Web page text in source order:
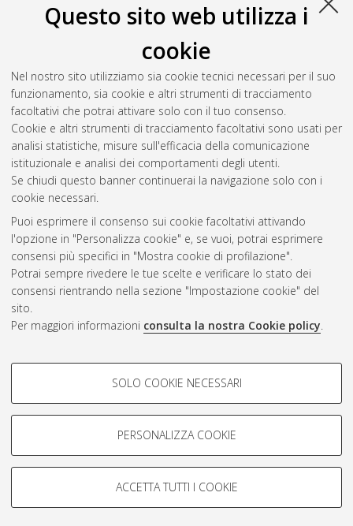
Questo sito web utilizza i
cookie
Nel nostro sito utilizziamo sia cookie tecnici necessari per il suo
funzionamento, sia cookie e altri strumenti di tracciamento
facoltativi che potrai attivare solo con il tuo consenso.
Cookie e altri strumenti di tracciamento facoltativi sono usati per
analisi statistiche, misure sull'efficacia della comunicazione
istituzionale e analisi dei comportamenti degli utenti.
Se chiudi questo banner continuerai la navigazione solo con i
cookie necessari.
Puoi esprimere il consenso sui cookie facoltativi attivando
l'opzione in "Personalizza cookie" e, se vuoi, potrai esprimere
consensi più specifici in "Mostra cookie di profilazione".
Potrai sempre rivedere le tue scelte e verificare lo stato dei
consensi rientrando nella sezione "Impostazione cookie" del
sito.
Per maggiori informazioni consulta la nostra Cookie policy.
COOKIE DI PROFILAZIONE -
Si tratta di cookie utilizzati per analizzare le caratteristiche della
navigazione degli utenti, creare profili in base al loro comportamento
Mostra cookie di profilazione
COOKIE TECNICI - NECESSARI
SOLO COOKIE NECESSARI
PERSONALIZZA COOKIE
ACCETTA TUTTI I COOKIE
Simonini, Emanuele (2021)Bio-plastics and technologies for
eco-sustainable packaging, [Dissertation thesis], Alma Mater
Studiorum Università di Bologna. Dottorato di ricerca in
Ingegneria civile, chimica, ambientale e dei materiali , 33 Ciclo.
DOI 10.48676/unibo/amsdottorato/9698.
Questa lista e' stata generata il Thu Aug 6 20:47:26 2026
Atom
Rss 1.0
Rss 2.0
ISSN: 2038-7946
Impostazioni Cookie
Informativa sulla privacy
Condizioni d’uso del sito